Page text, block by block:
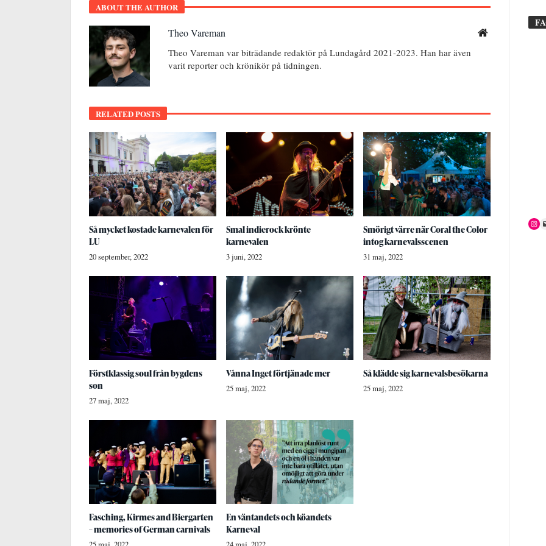
ABOUT THE AUTHOR
Theo Vareman
Theo Vareman var biträdande redaktör på Lundagård 2021-2023. Han har även
varit reporter och krönikör på tidningen.
RELATED POSTS
Så mycket kostade karnevalen för
LU
20 september, 2022
Smal indierock krönte
karnevalen
3 juni, 2022
Smörigt värre när Coral the Color
intog karnevalsscenen
31 maj, 2022
Förstklassig soul från bygdens
son
27 maj, 2022
Vånna Inget förtjänade mer
25 maj, 2022
Så klädde sig karnevalsbesökarna
25 maj, 2022
Fasching, Kirmes and Biergarten
– memories of German carnivals
En väntandets och köandets
Karneval